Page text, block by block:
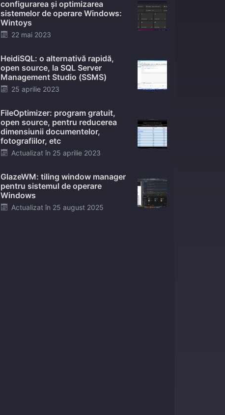
configurarea și optimizarea
sistemelor de operare Windows:
Wintoys
Posted
22 mai 2023
HeidiSQL: o alternativă rapidă,
open source, la SQL Server
Management Studio (SSMS)
Posted
25 aprilie 2023
FileOptimizer: program gratuit,
open source, pentru reducerea
dimensiunii documentelor,
fotografiilor, etc
Posted
Actualizat în 25 aprilie 2023
GlazeWM: tiling window manager
pentru sistemul de operare
Windows
Posted
Actualizat în 25 august 2025